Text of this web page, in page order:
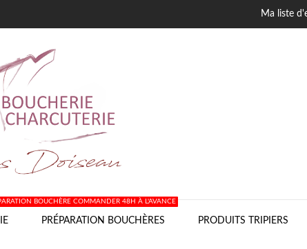
Ma liste
PRÉPARATION BOUCHÈRES
BOUCHÈRE COMMANDER 48H À L'AVANCE
PRODUITS TRIPIERS